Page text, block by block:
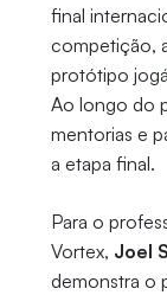
final
competição,
protótipo
Ao longo do
mentorias e
a etapa final.
Para o
Vortex, Joel
demonstra o